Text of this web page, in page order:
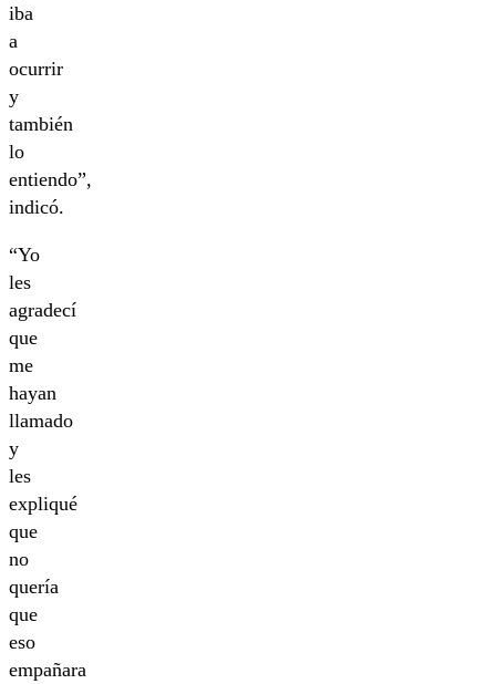
iba
a
ocurrir
y
también
lo
entiendo”,
indicó.
“Yo
les
agradecí
que
me
hayan
llamado
y
les
expliqué
que
no
quería
que
eso
empañara